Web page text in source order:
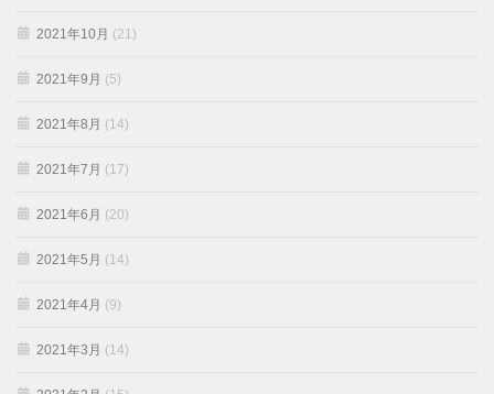
2021年10月 (21)
2021年9月 (5)
2021年8月 (14)
2021年7月 (17)
2021年6月 (20)
2021年5月 (14)
2021年4月 (9)
2021年3月 (14)